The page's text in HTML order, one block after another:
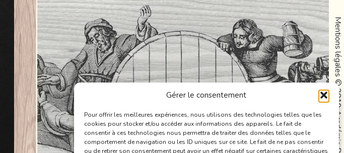
Gérer le consentement
Pour offrir les meilleures expériences, nous utilisons des technologies telles que les
cookies pour stocker et/ou accéder aux informations des appareils. Le fait de
consentir à ces technologies nous permettra de traiter des données telles que le
comportement de navigation ou les ID uniques sur ce site. Le fait de ne pas consentir
ou de retirer son consentement peut avoir un effet négatif sur certaines caractéristiques
successeur n’y a pas droit.
La Coupe passe d’année en
année de mains en mains le
récipiendaire conservant un
diplôme, qui devient diplôme
vingt ans d’or après vingt-
cinq ans.
Mentions légales
© 2019 Académie Rabelais